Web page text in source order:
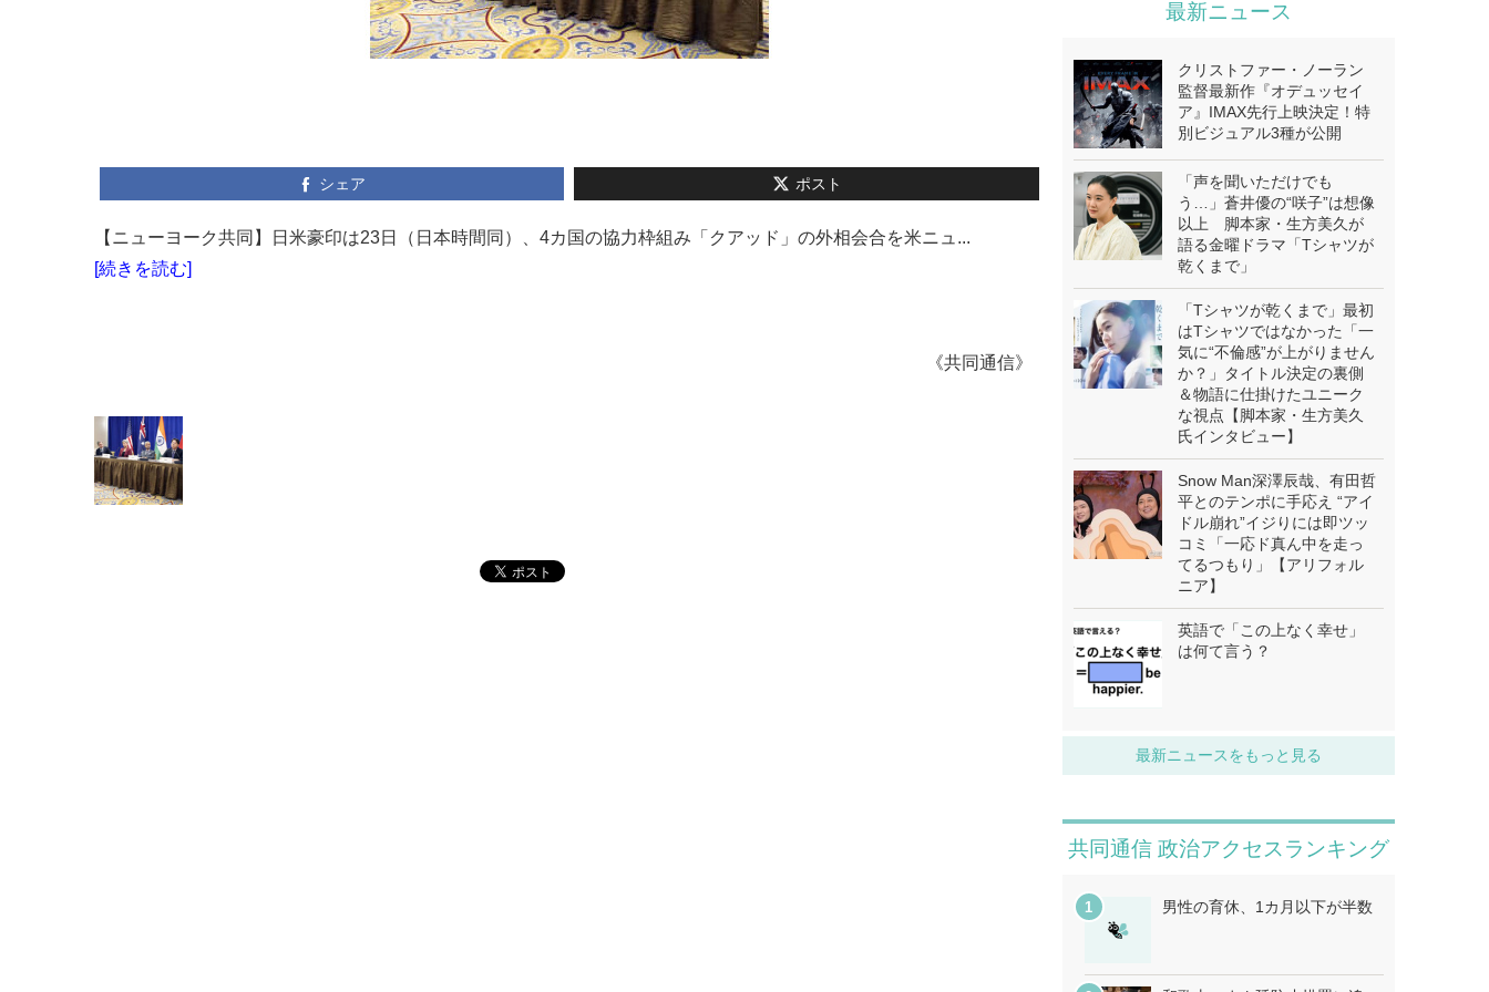
シェア ポスト
【ニューヨーク共同】日米豪印は23日（日本時間同）、4カ国の協力枠組み「クアッド」の外相会合を米ニュ...
[続きを読む]
《共同通信》
最新ニュース
クリストファー・ノーラン
監督最新作『オデュッセイ
ア』IMAX先行上映決定！特
別ビジュアル3種が公開
「声を聞いただけでも
う…」蒼井優の“咲子”は想像
以上 脚本家・生方美久が
語る金曜ドラマ「Tシャツが
乾くまで」
「Tシャツが乾くまで」最初
はTシャツではなかった「一
気に“不倫感”が上がりません
か？」タイトル決定の裏側
＆物語に仕掛けたユニーク
な視点【脚本家・生方美久
氏インタビュー】
Snow Man深澤辰哉、有田哲
平とのテンポに手応え “アイ
ドル崩れ”イジりには即ツッ
コミ「一応ド真ん中を走っ
てるつもり」【アリフォル
ニア】
英語で「この上なく幸せ」
は何て言う？
最新ニュースをもっと見る
共同通信 政治アクセスランキング
男性の育休、1カ月以下が半数